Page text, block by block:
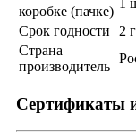
коробке (пачке)
1
Срок годности
2
Страна
производитель
Сертификаты